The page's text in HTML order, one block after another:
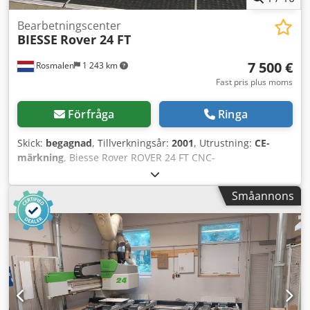
Rosmalen 1 243 km
Bearbetningscenter
BIESSE Rover 24 FT
7 500 €
Fast pris plus moms
Förfråga Ringa
Skick: begagnad, Tillverkningsår: 2001, Utrustning: CE-
märkning, Biesse Rover ROVER 24 FT CNC-
bearbetningscenter Beskrivning Arbetsytan består av ett
gallerbord bestående av två fenolbord med måtten 1540 x
1250 mm som kan kopplas samman. Gallerbordet har ett
gallermönster med 30 mm avstånd och vakuumöppningar
på 9 mm i ett gallermönster med 150 mm avstånd i X- och
Y-led. Gallerbordet är utrustat med 6 pneumatiska
nollpunktsfästen på baksidan och 1 på vänster och höger
sida. Dedpfx Agjzqtztsvokr • Arbetsområdet för maskinen
är 3100 x 1300 x 155 mm. (Z-slaglängd 250 mm) •
Hastigheten på X-axeln kan programmeras mellan 0 och
Småannons